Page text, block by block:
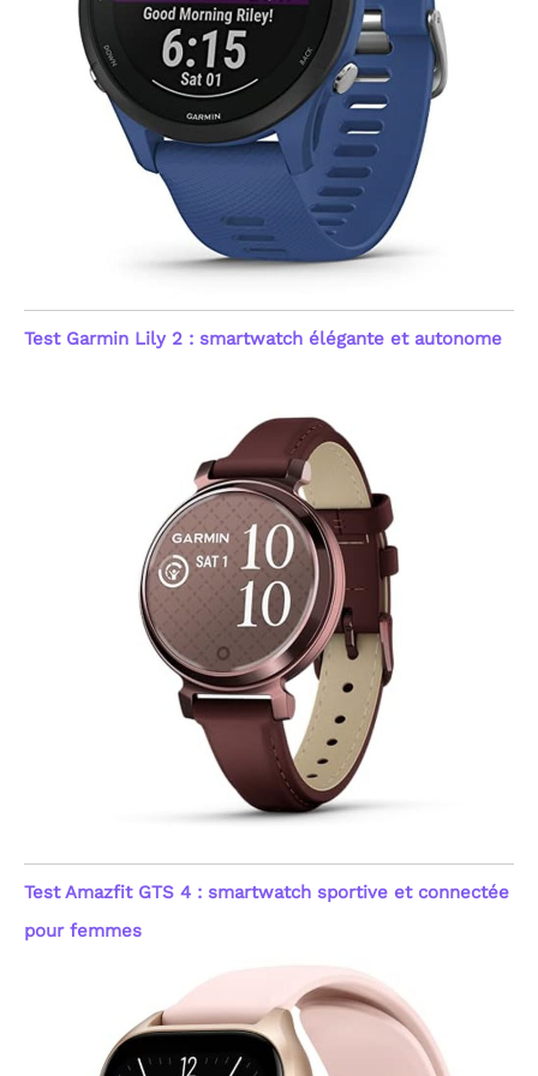
Optique Haute
Performance] Priorisez
votre bien-être avec
notre capteur optique
avancé de nouvelle
génération. Cette montre
connectée femme et
homme assure un suivi
continu 24h/24 de votre
fréquence cardiaque et
du taux d'oxygène dans le
sang (SpO2). Le système
émet une alerte
d'anomalie du rythme
cardiaque, offrant une
de vos activités sur votre
forme. Note : Ce produit
n'est pas un dispositif
médical ; les données
sont fournies à titre
indicatif pour le suivi du
fitness et du bien-être
général, visant une
gestion simplifiée de
votre capital santé au
quotidien.
Stress & Suivi du Cycle
Féminin] Optimisez votre
repos avec une analyse
détaillée des phases de
sommeil : profond, léger,
REM (mouvements
oculaires rapides) et
moments d'éveil. Cette
connectée innove
également avec un
enregistrement de
Moyen, Élevé). Ces
indicateurs, couplés au
suivi du cycle menstruel,
offrent une vision globale
Test Garmin Lily 2 : smartwatch élégante et autonome
Test Amazfit GTS 4 : smartwatch sportive et connectée
pour femmes